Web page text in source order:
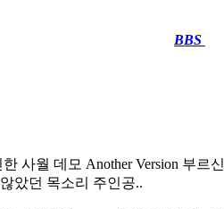
BBS
사월 데모 Another Version 부르
았던 목소리 주인공..